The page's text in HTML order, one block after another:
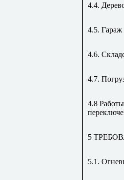
4.4.
4.5. Гараж
4.6.
4.7.
4.8
5
5.1.